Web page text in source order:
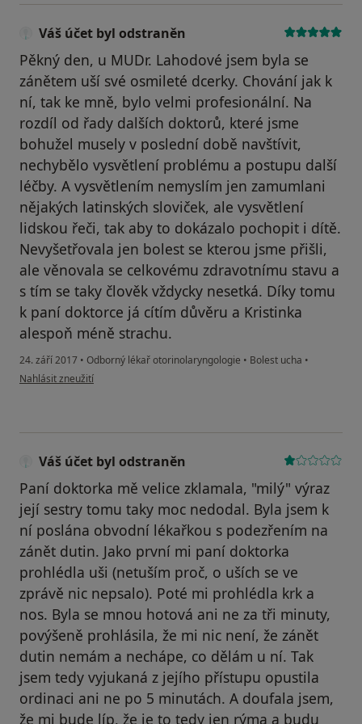
Váš účet byl odstraněn
Pěkný den, u MUDr. Lahodové jsem byla se
zánětem uší své osmileté dcerky. Chování jak k
ní, tak ke mně, bylo velmi profesionální. Na
rozdíl od řady dalších doktorů, které jsme
bohužel musely v poslední době navštívit,
nechybělo vysvětlení problému a postupu další
léčby. A vysvětlením nemyslím jen zamumlani
nějakých latinských sloviček, ale vysvětlení
lidskou řeči, tak aby to dokázalo pochopit i dítě.
Nevyšetřovala jen bolest se kterou jsme přišli,
ale věnovala se celkovému zdravotnímu stavu a
s tím se taky člověk vždycky nesetká. Díky tomu
k paní doktorce já cítím důvěru a Kristinka
alespoň méně strachu.
24. září 2017 • Odborný lékař otorinolaryngologie • Bolest ucha •
podle názoru uživatele Váš účet byl odstraněn
Nahlásit zneužití
Váš účet byl odstraněn
Paní doktorka mě velice zklamala, "milý" výraz
její sestry tomu taky moc nedodal. Byla jsem k
ní poslána obvodní lékařkou s podezřením na
zánět dutin. Jako první mi paní doktorka
prohlédla uši (netuším proč, o uších se ve
zprávě nic nepsalo). Poté mi prohlédla krk a
nos. Byla se mnou hotová ani ne za tři minuty,
povýšeně prohlásila, že mi nic není, že zánět
dutin nemám a nechápe, co dělám u ní. Tak
jsem tedy vyjukaná z jejího přístupu opustila
ordinaci ani ne po 5 minutách. A doufala jsem,
že mi bude líp, že je to tedy jen rýma a budu